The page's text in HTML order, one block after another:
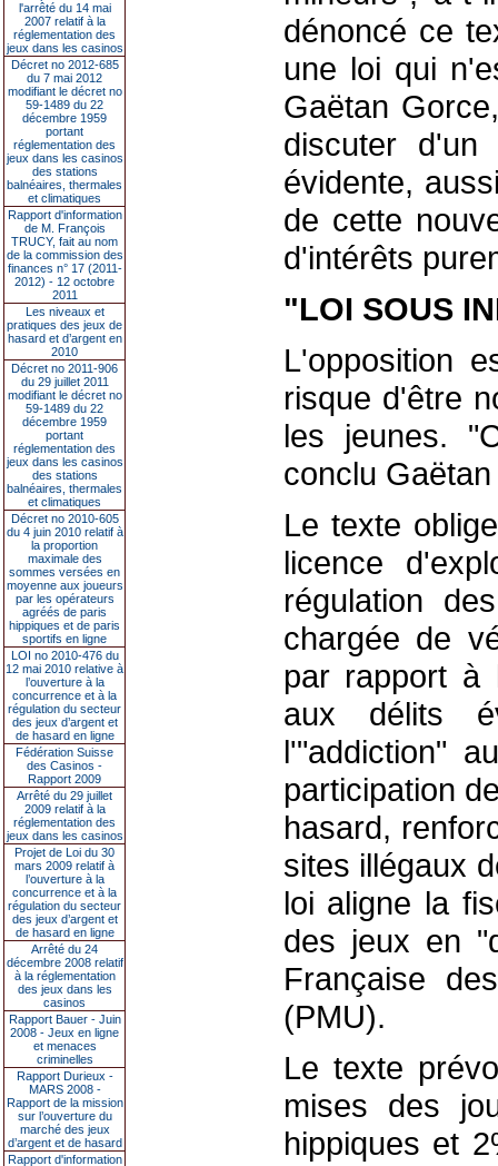
l'arrêté du 14 mai
2007 relatif à la
réglementation des
jeux dans les casinos
Décret no 2012-685
du 7 mai 2012
modifiant le décret no
59-1489 du 22
décembre 1959
portant
réglementation des
jeux dans les casinos
des stations
balnéaires, thermales
et climatiques
Rapport d'information
de M. François
TRUCY, fait au nom
de la commission des
finances n° 17 (2011-
2012) - 12 octobre
2011
Les niveaux et
pratiques des jeux de
hasard et d’argent en
2010
Décret no 2011-906
du 29 juillet 2011
modifiant le décret no
59-1489 du 22
décembre 1959
portant
réglementation des
jeux dans les casinos
des stations
balnéaires, thermales
et climatiques
Décret no 2010-605
du 4 juin 2010 relatif à
la proportion
maximale des
sommes versées en
moyenne aux joueurs
par les opérateurs
agréés de paris
hippiques et de paris
sportifs en ligne
LOI no 2010-476 du
12 mai 2010 relative à
l’ouverture à la
concurrence et à la
régulation du secteur
des jeux d’argent et
de hasard en ligne
Fédération Suisse
des Casinos -
Rapport 2009
Arrêté du 29 juillet
2009 relatif à la
réglementation des
jeux dans les casinos
Projet de Loi du 30
mars 2009 relatif à
l’ouverture à la
concurrence et à la
régulation du secteur
des jeux d’argent et
de hasard en ligne
Arrêté du 24
décembre 2008 relatif
à la réglementation
des jeux dans les
casinos
Rapport Bauer - Juin
2008 - Jeux en ligne
et menaces
criminelles
Rapport Durieux -
MARS 2008 -
Rapport de la mission
sur l’ouverture du
marché des jeux
d’argent et de hasard
Rapport d'information
dénoncé ce
une loi qui
Gaëtan
discuter
évidente,
de cette
d'intérêts
"LOI SOUS
L'opposition
risque d'être
les jeunes.
conclu
Le texte
licence
régulation
chargée de
par rapport à
aux délits
l'"addiction"
participation
hasard,
sites illégaux
loi aligne la
des jeux en
Française
(PMU).
Le texte
mises des
hippiques et